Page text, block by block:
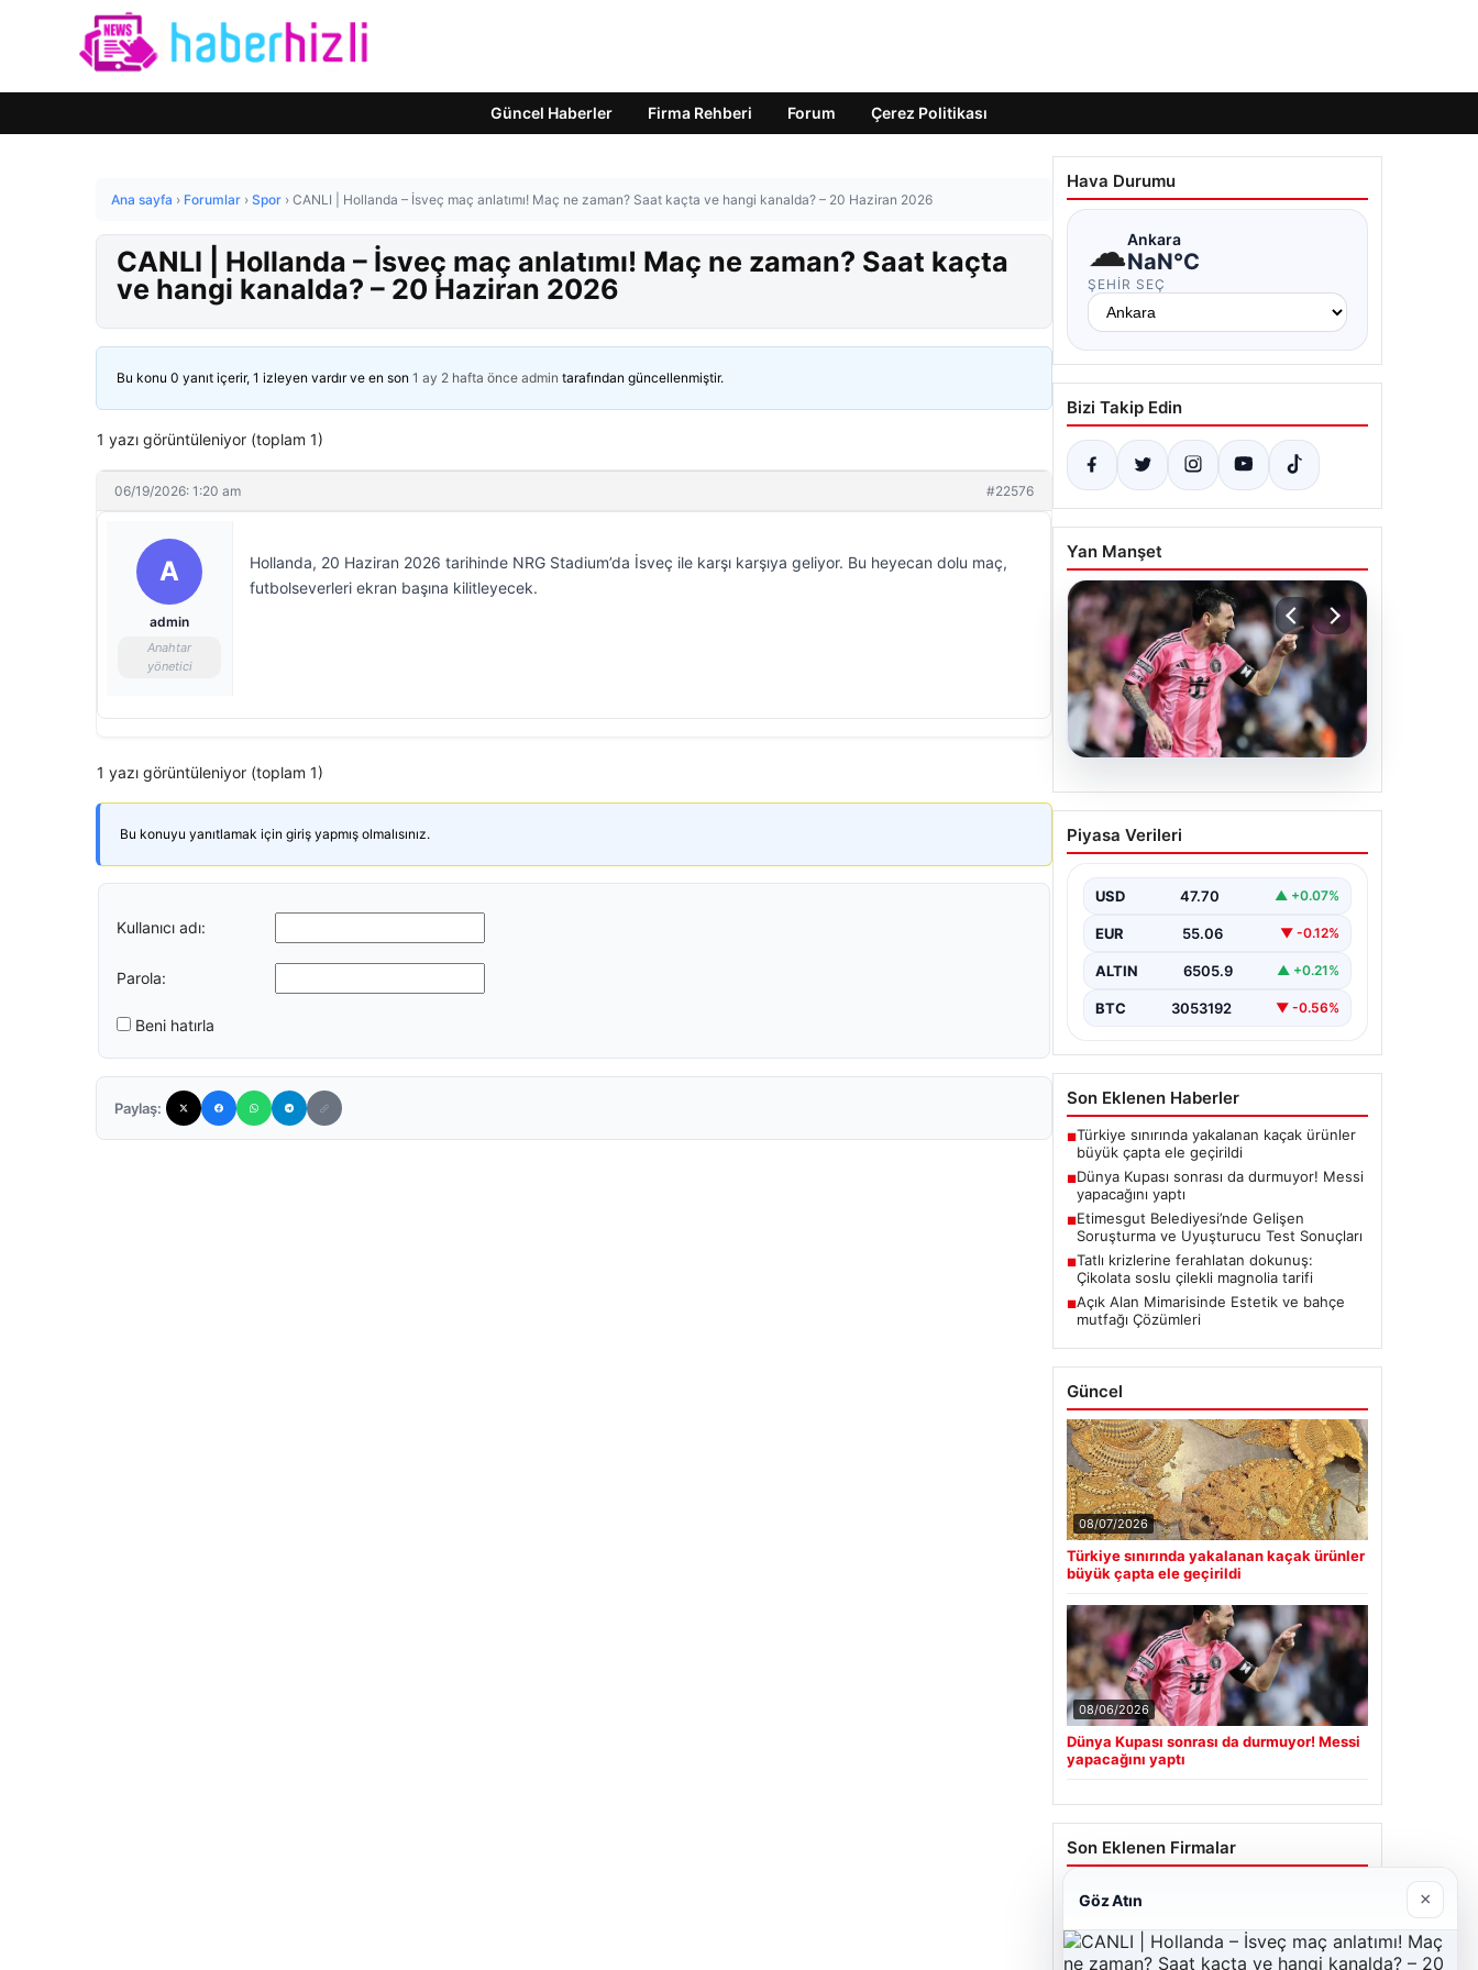
Güncel Haberler Firma Rehberi Forum Çerez Politikası
Ana sayfa › Forumlar › Spor › CANLI | Hollanda – İsveç maç anlatımı! Maç ne zaman? Saat kaçta ve hangi kanalda? – 20 Haziran 2026
CANLI | Hollanda – İsveç maç anlatımı! Maç ne zaman? Saat kaçta
ve hangi kanalda? – 20 Haziran 2026
Bu konu 0 yanıt içerir, 1 izleyen vardır ve en son 1 ay 2 hafta önce admin tarafından güncellenmiştir.
1 yazı görüntüleniyor (toplam 1)
06/19/2026: 1:20 am #22576
A
admin
Anahtar
yönetici
Hollanda, 20 Haziran 2026 tarihinde NRG Stadium’da İsveç ile karşı karşıya geliyor. Bu heyecan dolu maç,
futbolseverleri ekran başına kilitleyecek.
1 yazı görüntüleniyor (toplam 1)
Bu konuyu yanıtlamak için giriş yapmış olmalısınız.
Kullanıcı adı:
Parola:
Beni hatırla
Paylaş:
Hava Durumu
☁Ankara
NaN°C
ŞEHIR SEÇ
Bizi Takip Edin
Yan Manşet
Dünya Kupası sonrası da
durmuyor! Messi
Piyasa Verileri
USD 47.70 ▲ +0.07%
EUR 55.06 ▼ -0.12%
ALTIN 6505.9 ▲ +0.21%
BTC 3053192 ▼ -0.56%
Son Eklenen Haberler
■Türkiye sınırında yakalanan kaçak ürünler
büyük çapta ele geçirildi
■Dünya Kupası sonrası da durmuyor! Messi
yapacağını yaptı
■Etimesgut Belediyesi’nde Gelişen
Soruşturma ve Uyuşturucu Test Sonuçları
■Tatlı krizlerine ferahlatan dokunuş:
Çikolata soslu çilekli magnolia tarifi
■Açık Alan Mimarisinde Estetik ve bahçe
mutfağı Çözümleri
Güncel
08/07/2026
Türkiye sınırında yakalanan kaçak ürünler
büyük çapta ele geçirildi
08/06/2026
Dünya Kupası sonrası da durmuyor! Messi
yapacağını yaptı
Son Eklenen Firmalar
Cengiz Sigorta
Göz Atın ×